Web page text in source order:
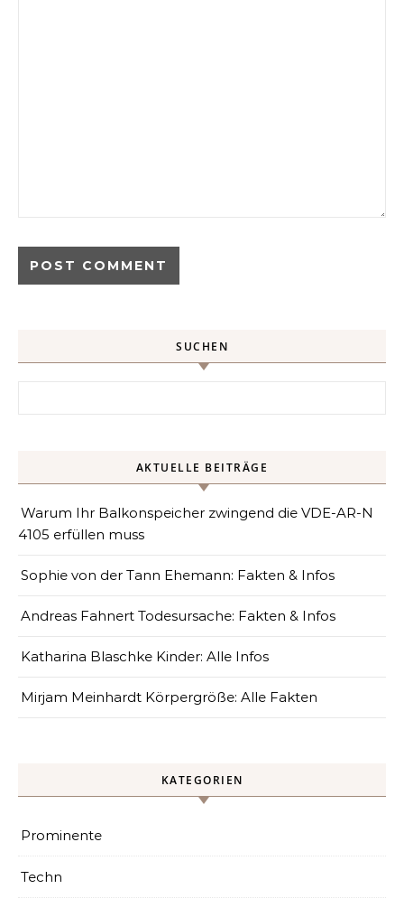
SUCHEN
AKTUELLE BEITRÄGE
Warum Ihr Balkonspeicher zwingend die VDE-AR-N
4105 erfüllen muss
Sophie von der Tann Ehemann: Fakten & Infos
Andreas Fahnert Todesursache: Fakten & Infos
Katharina Blaschke Kinder: Alle Infos
Mirjam Meinhardt Körpergröße: Alle Fakten
KATEGORIEN
Prominente
Techn